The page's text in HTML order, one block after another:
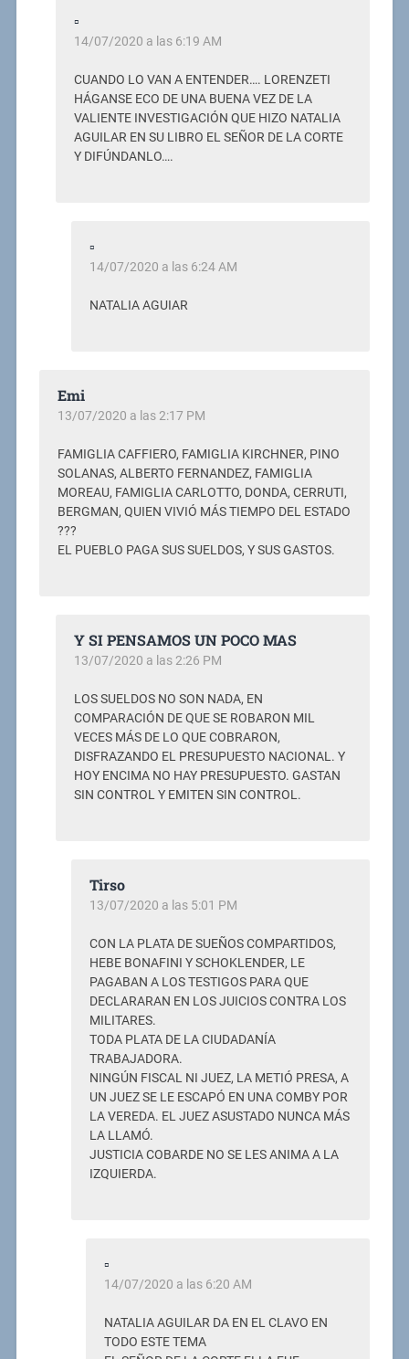
▫
14/07/2020 a las 6:19 AM
CUANDO LO VAN A ENTENDER…. LORENZETI
HÁGANSE ECO DE UNA BUENA VEZ DE LA
VALIENTE INVESTIGACIÓN QUE HIZO NATALIA
AGUILAR EN SU LIBRO EL SEÑOR DE LA CORTE
Y DIFÚNDANLO….
▫
14/07/2020 a las 6:24 AM
NATALIA AGUIAR
Emi
13/07/2020 a las 2:17 PM
FAMIGLIA CAFFIERO, FAMIGLIA KIRCHNER, PINO
SOLANAS, ALBERTO FERNANDEZ, FAMIGLIA
MOREAU, FAMIGLIA CARLOTTO, DONDA, CERRUTI,
BERGMAN, QUIEN VIVIÓ MÁS TIEMPO DEL ESTADO
???
EL PUEBLO PAGA SUS SUELDOS, Y SUS GASTOS.
Y SI PENSAMOS UN POCO MAS
13/07/2020 a las 2:26 PM
LOS SUELDOS NO SON NADA, EN
COMPARACIÓN DE QUE SE ROBARON MIL
VECES MÁS DE LO QUE COBRARON,
DISFRAZANDO EL PRESUPUESTO NACIONAL. Y
HOY ENCIMA NO HAY PRESUPUESTO. GASTAN
SIN CONTROL Y EMITEN SIN CONTROL.
Tirso
13/07/2020 a las 5:01 PM
CON LA PLATA DE SUEÑOS COMPARTIDOS,
HEBE BONAFINI Y SCHOKLENDER, LE
PAGABAN A LOS TESTIGOS PARA QUE
DECLARARAN EN LOS JUICIOS CONTRA LOS
MILITARES.
TODA PLATA DE LA CIUDADANÍA
TRABAJADORA.
NINGÚN FISCAL NI JUEZ, LA METIÓ PRESA, A
UN JUEZ SE LE ESCAPÓ EN UNA COMBY POR
LA VEREDA. EL JUEZ ASUSTADO NUNCA MÁS
LA LLAMÓ.
JUSTICIA COBARDE NO SE LES ANIMA A LA
IZQUIERDA.
▫
14/07/2020 a las 6:20 AM
NATALIA AGUILAR DA EN EL CLAVO EN
TODO ESTE TEMA